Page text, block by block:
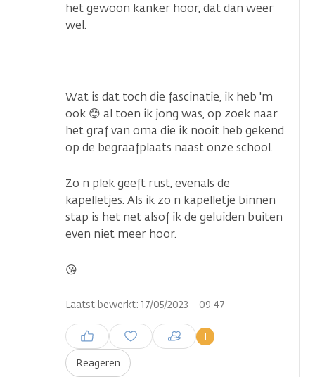
het gewoon kanker hoor, dat dan weer
wel.
Wat is dat toch die fascinatie, ik heb 'm
ook 😊 al toen ik jong was, op zoek naar
het graf van oma die ik nooit heb gekend
op de begraafplaats naast onze school.
Zo n plek geeft rust, evenals de
kapelletjes. Als ik zo n kapelletje binnen
stap is het net alsof ik de geluiden buiten
even niet meer hoor.
😘
Laatst bewerkt: 17/05/2023 - 09:47
Reageren
1
Inloggen om een reactie te
plaatsen